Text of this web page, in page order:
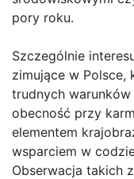
pory roku.
Szczególnie
zimujące w
trudnych
obecność przy
elementem
wsparciem w
Obserwacja takich